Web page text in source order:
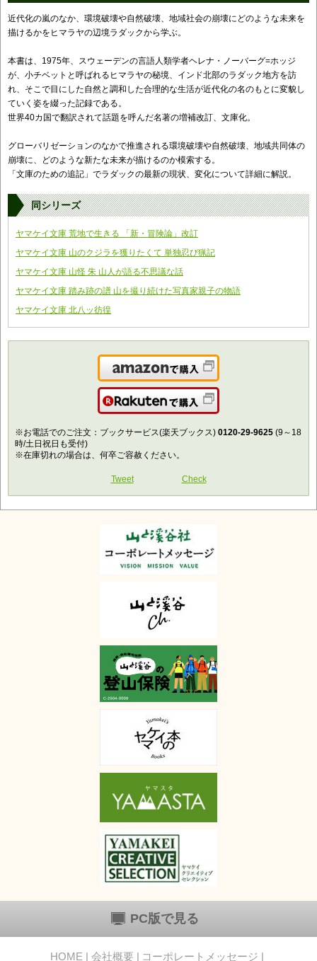
近代化の嵐のなか、環境破壊や自然破壊、地域社会の崩壊にどのような未来を
描けるかをヒマラヤの辺境ラダックから学ぶ。
本書は、1975年、スウェーデンの言語人類学者ヘレナ・ノーバーグ=ホッジ
が、小チベットと呼ばれるヒマラヤの秘境、インド北部のラダック地方を訪
れ、そこで目にした自然と調和した合理的な生活が近代化の名のもとに変貌し
ていく姿を綴った記録である。
世界40カ国で翻訳されて話題を呼んだ名著の増補改訂、文庫化。
グローバリゼーションのなかで推進される環境破壊や自然破壊、地域共同体の
崩壊に、どのような新たな未来が描けるのか模索する。
「文庫のための追記」でラダックの最新の現状、変化について詳細に解説。
同シリーズ
ヤマケイ文庫 荒地で生きる 「新・冒険論」改訂
ヤマケイ文庫 山のクジラを獲りたくて 単独忍び猟記
ヤマケイ文庫 山怪 朱 山人が語る不思議な話
ヤマケイ文庫 踏み跡の譜 山を撮り続けた写真家親子の物語
ヤマケイ文庫 北八ッ彷徨
Amazonで購入
楽天で購入
※お電話でのご注文：ブックサービス(楽天ブックス) 0120-29-9625 (9～18
時/土日祝日も受付)
※在庫切れの場合は、何卒ご容赦ください。
Tweet Check
PC版で見る
HOME 会社概要 コーポレートメッセージ